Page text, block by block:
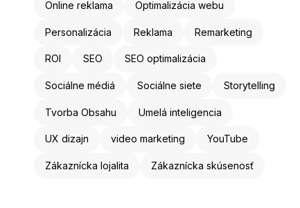
Online reklama Optimalizácia webu
Personalizácia Reklama Remarketing
ROI SEO SEO optimalizácia
Sociálne médiá Sociálne siete Storytelling
Tvorba Obsahu Umelá inteligencia
UX dizajn video marketing YouTube
Zákaznícka lojalita Zákaznícka skúsenosť